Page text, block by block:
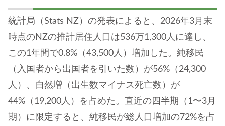
統計局（Stats NZ）の発表によると、2026年3月末
時点のNZの推計居住人口は536万1,300人に達し、
この1年間で0.8%（43,500人）増加した。純移民
（入国者から出国者を引いた数）が56%（24,300
人）、自然増（出生数マイナス死亡数）が
44%（19,200人）を占めた。直近の四半期（1〜3月
期）に限定すると、純移民が総人口増加の72%を占